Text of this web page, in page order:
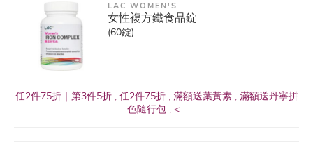
LAC WOMEN'S
女性複方鐵食品錠
(60錠)
任2件75折｜第3件5折 , 任2件75折 , 滿額送葉黃素 , 滿額送丹寧拼
色隨行包 , <...